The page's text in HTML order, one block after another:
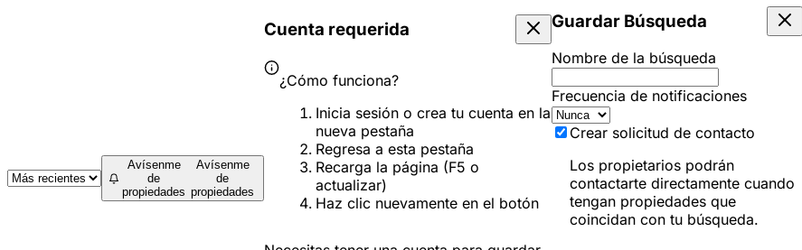
Avísenme
de
propiedades
Avísenme
de
propiedades
Cuenta requerida
¿Cómo funciona?
Inicia sesión o crea tu cuenta en la
nueva pestaña
Regresa a esta pestaña
Recarga la página (F5 o
actualizar)
Haz clic nuevamente en el botón
Guardar Búsqueda
Nombre de la búsqueda
Frecuencia de notificaciones
Crear solicitud de contacto
Los propietarios podrán
contactarte directamente cuando
tengan propiedades que
coincidan con tu búsqueda.